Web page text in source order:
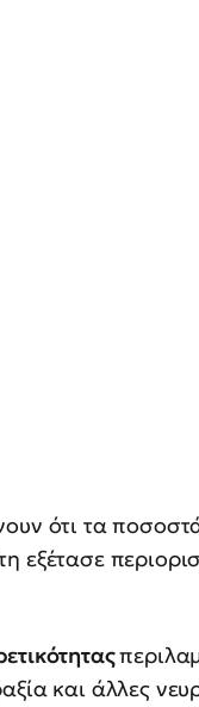
ότι τα
εξέτασε
και άλλες